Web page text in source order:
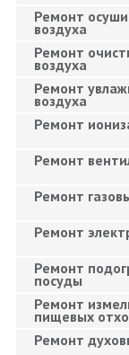
Ремонт
воздуха
Ремонт
воздуха
Ремонт
воздуха
Ремонт
Ремонт
Ремонт
Ремонт
Ремонт
посуды
Ремонт
пищевых
Ремонт